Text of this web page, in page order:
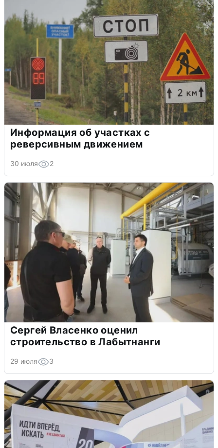
Информация об участках с
реверсивным движением
30 июля 2
Сергей Власенко оценил
строительство в Лабытнанги
29 июля 3